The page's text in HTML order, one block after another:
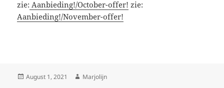
zie: Aanbieding!/October-offer! zie:
Aanbieding!/November-offer!
Posted
August 1, 2021 Author
Marjolijn